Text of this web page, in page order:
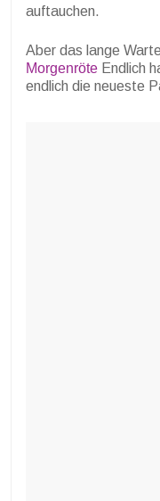
auftauchen.
Aber das lange
Morgenröte Endlich
endlich die neueste